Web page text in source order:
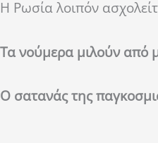
Η Ρωσία λοιπόν
Τα νούμερα μιλούν από
Ο σατανάς της